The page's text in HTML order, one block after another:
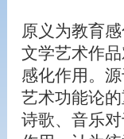
原义为教育
文学艺术作
感化作用。
艺术功能论
诗歌、音乐